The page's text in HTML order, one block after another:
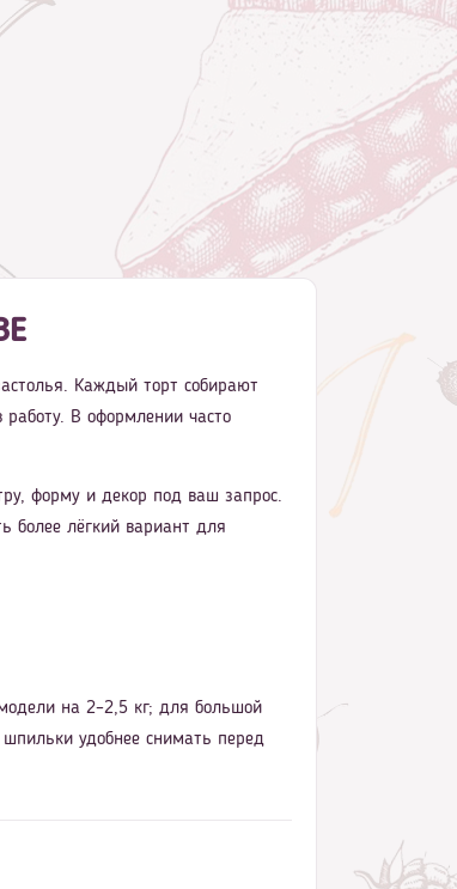
Каждый торт собирают
В оформлении часто
форму и декор под ваш запрос.
более лёгкий вариант для
на 2–2,5 кг; для большой
удобнее снимать перед